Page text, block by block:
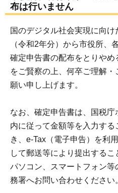
布は行いません
国のデジタル社会実現に向
（令和2年分）から市役所、
確定申告書の配布をとりや
をご賢察の上、何卒ご理解
願い申し上げます。
なお、確定申告書は、国税
内に従って金額等を入力す
き、e-Tax（電子申告）を利
して郵送等により提出するこ
パソコン、スマートフォン
務署へお問い合わせください